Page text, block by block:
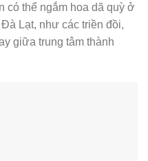
có thể ngắm hoa dã quỳ ở
Lạt, như các triền đồi,
giữa trung tâm thành